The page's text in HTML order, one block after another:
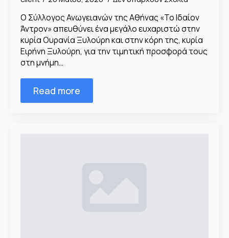
Ο Σύλλογος Ανωγειανών της Αθήνας «Το Ιδαίον
Άντρον» απευθύνει ένα μεγάλο ευχαριστώ στην
κυρία Ουρανία Ξυλούρη και στην κόρη της, κυρία
Ειρήνη Ξυλούρη, για την τιμητική προσφορά τους
στη μνήμη…
Read more